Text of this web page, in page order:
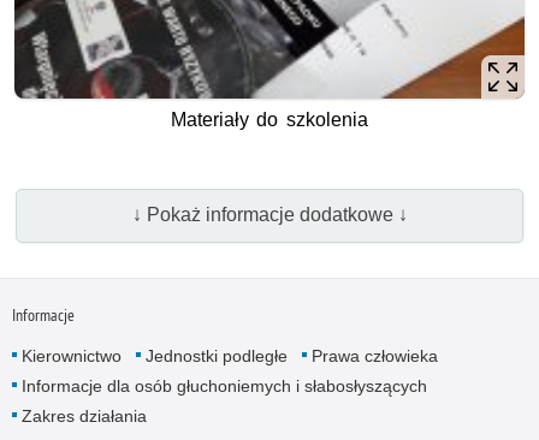
Materiały do szkolenia
↓ Pokaż informacje dodatkowe ↓
Informacje
Kierownictwo Jednostki podległe
Prawa człowieka
Informacje dla osób głuchoniemych i słabosłyszących
Zakres działania